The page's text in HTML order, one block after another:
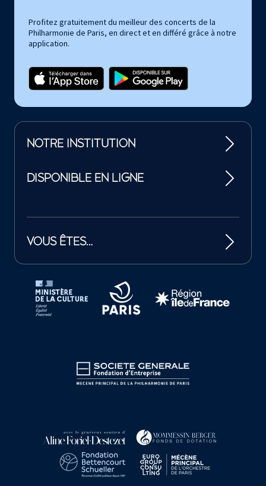
Profitez gratuitement du meilleur des concerts de la
Philharmonie de Paris, en direct et en différé grâce à notre
application.
NOTRE INSTITUTION
DISPONIBLE EN LIGNE
VOUS ÊTES…
Tutelles et mécènes de la Philharmonie de Paris